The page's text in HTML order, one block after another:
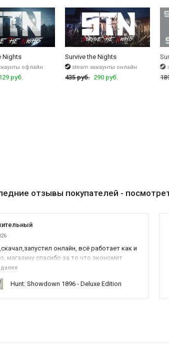
Nights
офлайн
руб.
Survive the Nights
steam аккаунты онлайн
435 руб. 290 руб.
отзывы покупателей -
онлайн, всё работает как и
магазину спасибо за то что экономит
и деньги, ребята вы красава
вы и оказываете помощь
далее
Hunt: Showdown 1896 - Deluxe Edition